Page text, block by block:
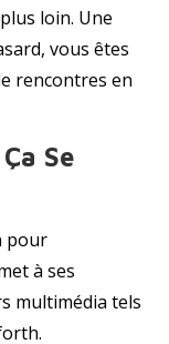
loin. Une
vous êtes
rencontres en
Se
pour
à ses
multimédia tels